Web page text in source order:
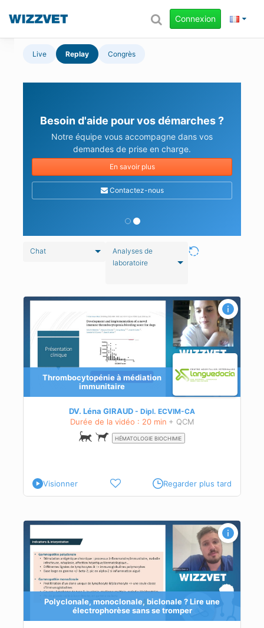
Connexion
Live Replay Congrès
Besoin d'aide pour vos démarches ?
Notre équipe vous accompagne dans vos
demandes de prise en charge.
En savoir plus
Contactez-nous
Chat
Analyses de
laboratoire
Thrombocytopénie à médiation
immunitaire
DV. Léna GIRAUD Dipl. ECVIM-CA
Durée de la vidéo : 20 min + QCM
HÉMATOLOGIE BIOCHIMIE
Visionner Regarder plus tard
Polyclonale, monoclonale, biclonale ? Lire une
électrophorèse sans se tromper